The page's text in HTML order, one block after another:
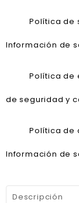
Política de
Información de
Política de
de seguridad y
Política de
Información de
Descripción